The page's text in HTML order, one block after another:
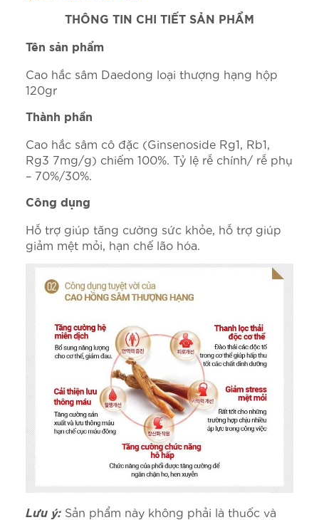
THÔNG TIN CHI TIẾT SẢN PHẨM
Tên sản phẩm
Cao hắc sâm Daedong loại thượng hạng hộp
120gr
Thành phần
Cao hắc sâm cô đặc (Ginsenoside Rg1, Rb1,
Rg3 7mg/g) chiếm 100%. Tỷ lệ rễ chính/ rễ phụ
– 70%/30%.
Công dụng
Hỗ trợ giúp tăng cường sức khỏe, hỗ trợ giúp
giảm mệt mỏi, hạn chế lão hóa.
Lưu ý:Sản phẩm này không phải là thuốc và